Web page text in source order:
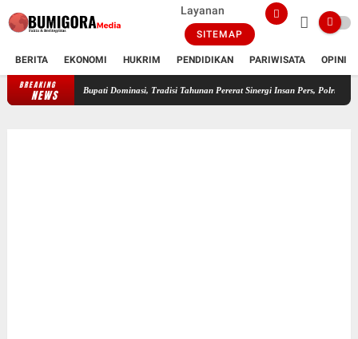
Layanan
SITEMAP
BERITA EKONOMI HUKRIM PENDIDIKAN PARIWISATA OPINI
BREAKING
NEWS FWMO Lotim Gelar Lomba Mancing Kemerdekaan, Stapsus Bupati